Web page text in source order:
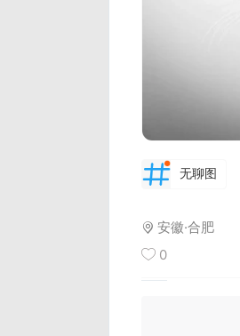
无聊图
安徽·合肥
0